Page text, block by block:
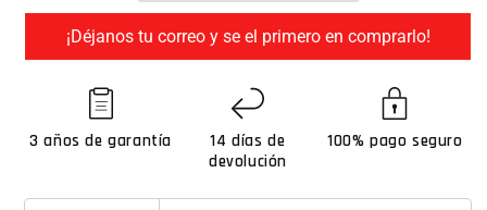
¡Déjanos tu correo y se el primero en comprarlo!
3 años de garantía
14 días de
devolución
100% pago seguro